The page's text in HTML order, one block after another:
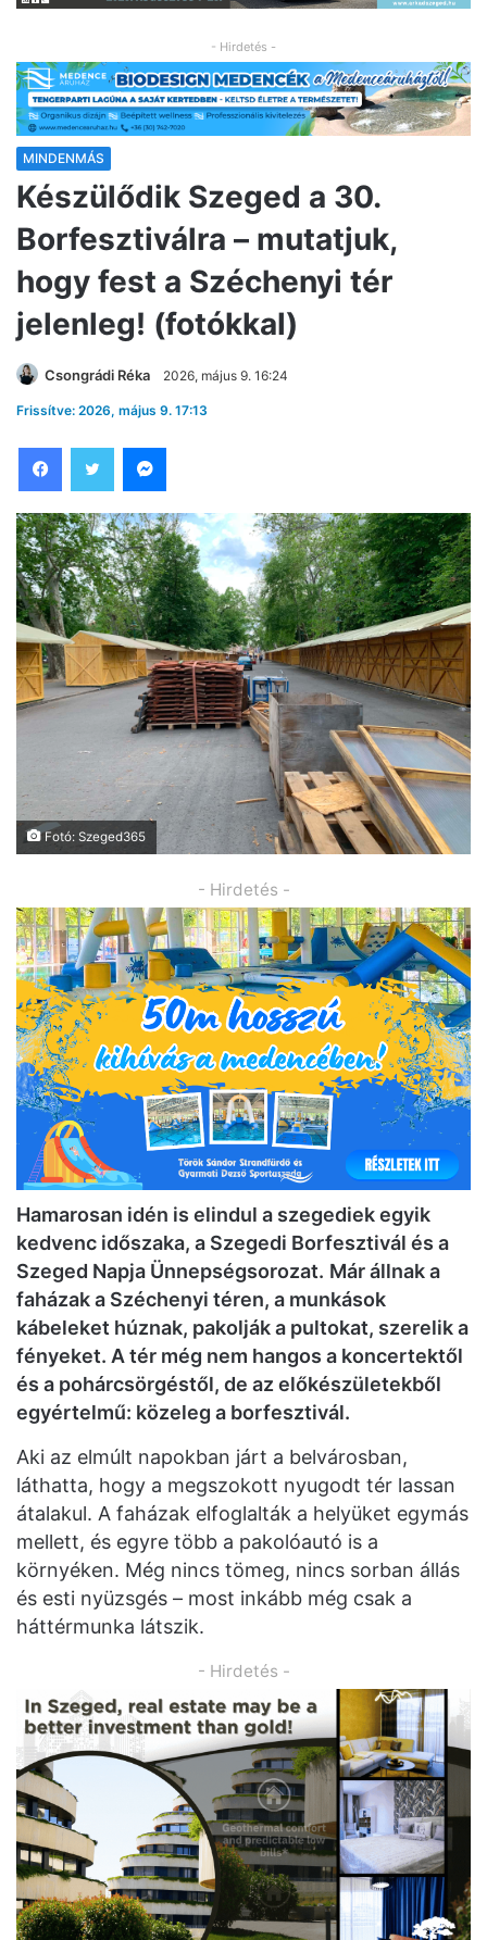
- Hirdetés -
MINDENMÁS
Készülődik Szeged a 30.
Borfesztiválra – mutatjuk,
hogy fest a Széchenyi tér
jelenleg! (fotókkal)
Csongrádi Réka 2026, május 9. 16:24
Frissítve: 2026, május 9. 17:13
Fotó: Szeged365
- Hirdetés -
Hamarosan idén is elindul a szegediek egyik
kedvenc időszaka, a Szegedi Borfesztivál és a
Szeged Napja Ünnepségsorozat. Már állnak a
faházak a Széchenyi téren, a munkások
kábeleket húznak, pakolják a pultokat, szerelik a
fényeket. A tér még nem hangos a koncertektől
és a pohárcsörgéstől, de az előkészületekből
egyértelmű: közeleg a borfesztivál.
Aki az elmúlt napokban járt a belvárosban,
láthatta, hogy a megszokott nyugodt tér lassan
átalakul. A faházak elfoglalták a helyüket egymás
mellett, és egyre több a pakolóautó is a
környéken. Még nincs tömeg, nincs sorban állás
és esti nyüzsgés – most inkább még csak a
háttérmunka látszik.
- Hirdetés -